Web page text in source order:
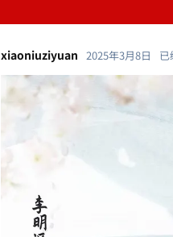
xiaoniuziyuan 2025年3月8日 已